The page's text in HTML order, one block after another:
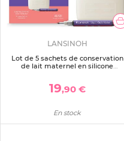
LANSINOH
Lot de 5 sachets de conservation
de lait maternel en silicone
19,90 €
En stock